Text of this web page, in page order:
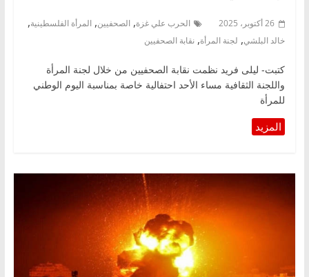
26 أكتوبر، 2025 الحرب علي غزة, الصحفيين, المرأة الفلسطينية,
خالد البلشي, لجنة المرأة, نقابة الصحفيين
كتبت- ليلى فريد نظمت نقابة الصحفيين من خلال لجنة المرأة
واللجنة الثقافية مساء الأحد احتفالية خاصة بمناسبة اليوم الوطني
للمرأة